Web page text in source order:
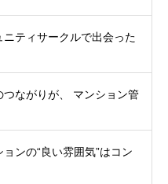
ティサークルで出会った
ながりが、 マンション管
ンの“良い雰囲気”はコン